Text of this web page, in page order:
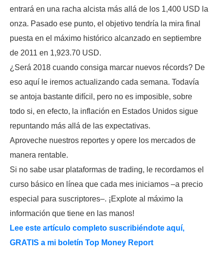
entrará en una racha alcista más allá de los 1,400 USD la
onza. Pasado ese punto, el objetivo tendría la mira final
puesta en el máximo histórico alcanzado en septiembre
de 2011 en 1,923.70 USD.
¿Será 2018 cuando consiga marcar nuevos récords? De
eso aquí le iremos actualizando cada semana. Todavía
se antoja bastante difícil, pero no es imposible, sobre
todo si, en efecto, la inflación en Estados Unidos sigue
repuntando más allá de las expectativas.
Aproveche nuestros reportes y opere los mercados de
manera rentable.
Si no sabe usar plataformas de trading, le recordamos el
curso básico en línea que cada mes iniciamos –a precio
especial para suscriptores–. ¡Explote al máximo la
información que tiene en las manos!
Lee este artículo completo suscribiéndote aquí,
GRATIS a mi boletín Top Money Report